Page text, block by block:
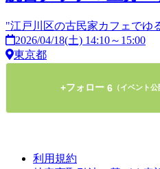
"江戸川区の古民家カフェでゆ
2026/04/18(土) 14:10～15:00
東京都
+フォロー 6 （イベント
利用規約